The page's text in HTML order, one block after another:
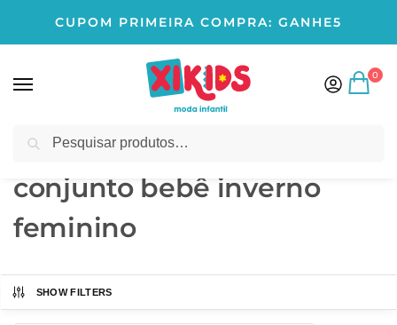
CUPOM PRIMEIRA COMPRA: GANHE5
0
Início Produtos marcados com a tag “conjunto bebê inverno feminino”
conjunto bebê inverno
feminino
SHOW FILTERS